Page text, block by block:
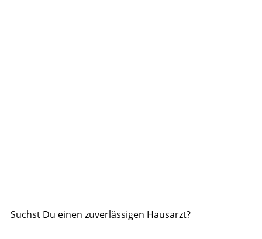
Suchst Du einen zuverlässigen Hausarzt?